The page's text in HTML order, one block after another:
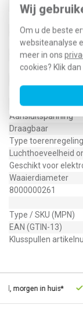
Wij
Om u de beste
websiteanalyse
meer in ons
cookies? Klik dan
Opgenomen
Met
Aantal
Wandmontage
Oscillatie
Materiaal
Hoogte
Frequentie
Aansluitspanning
Draagbaar
Type toerenregeling
Luchthoeveelheid
Geschikt voor
Waaierdiameter
8000000261
Type / SKU (MPN)
EAN (GTIN-13)
Klusspullen
morgen in huis*